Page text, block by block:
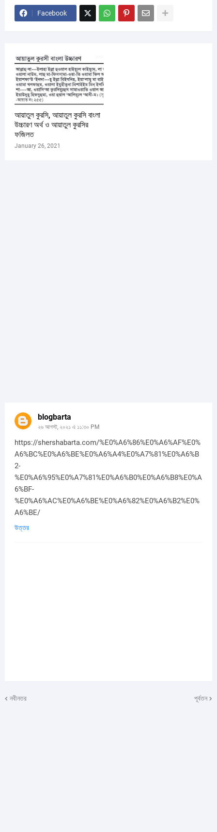
Facebook
আয়াতুল কুরসি, আয়াতুল কুরসি বাংলা
উচ্চারণ অর্থ ও আয়াতুল কুরসির
ফজিলত
January 26, 2021
blogbarta
২৬ আগস্ট, ২০২১ এ ১১:৩০ PM
https://shershabarta.com/%E0%A6%86%E0%A6%AF%E0%
A6%BC%E0%A6%BE%E0%A6%A4%E0%A7%81%E0%A6%B
2-
%E0%A6%95%E0%A7%81%E0%A6%B0%E0%A6%B8%E0%A
6%BF-
%E0%A6%AC%E0%A6%BE%E0%A6%82%E0%A6%B2%E0%
A6%BE/
উত্তর
নবীনতর পূর্বতন